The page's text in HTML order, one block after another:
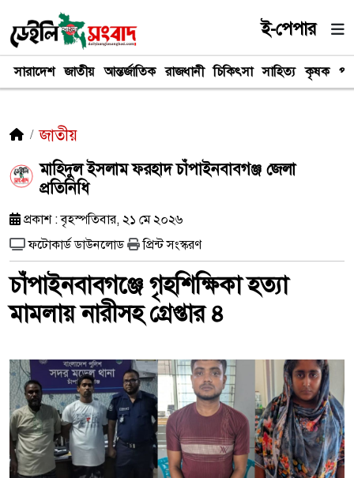
ই-পেপার
সারাদেশ জাতীয় আন্তর্জাতিক রাজধানী চিকিৎসা সাহিত্য কৃষক
জাতীয়
মাহিদুল ইসলাম ফরহাদ চাঁপাইনবাবগঞ্জ জেলা
প্রতিনিধি
প্রকাশ : বৃহস্পতিবার, ২১ মে ২০২৬
ফটোকার্ড ডাউনলোড
প্রিন্ট সংস্করণ
চাঁপাইনবাবগঞ্জে গৃহশিক্ষিকা হত্যা
মামলায় নারীসহ গ্রেপ্তার ৪